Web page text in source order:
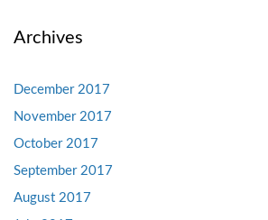
Archives
December 2017
November 2017
October 2017
September 2017
August 2017